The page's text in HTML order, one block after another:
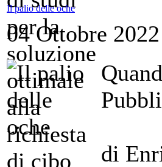
Il palio delle oche
04 Ottobre 2022
di